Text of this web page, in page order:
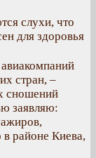
слухи, что
для здоровья
стран, –
сношений
заявляю:
районе Киева,